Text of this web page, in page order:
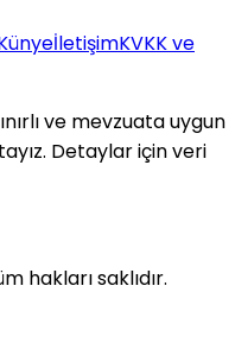
İletişimKVKK ve
ve mevzuata uygun
Detaylar için veri
hakları saklıdır.